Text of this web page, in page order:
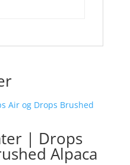
| Drops
Alpaca